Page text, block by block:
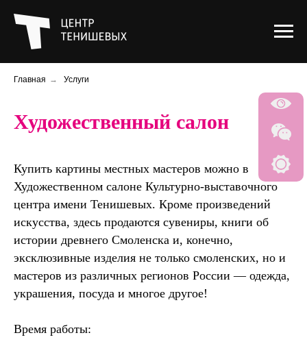
Главная → Услуги
Художественный салон
Купить картины местных мастеров можно в
Художественном салоне Культурно-выставочного
центра имени Тенишевых. Кроме произведений
искусства, здесь продаются сувениры, книги об
истории древнего Смоленска и, конечно,
эксклюзивные изделия не только смоленских, но и
мастеров из различных регионов России — одежда,
украшения, посуда и многое другое!
Время работы: